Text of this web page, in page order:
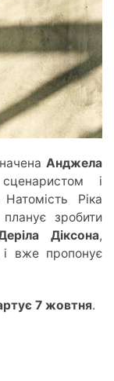
Анджела
і
Ріка
зробити
Діксона,
вже пропонує
7 жовтня.